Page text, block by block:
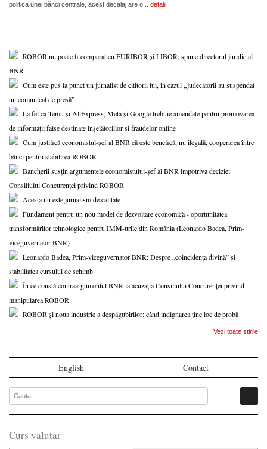
politica unei bănci centrale, acest decalaj are o... detalii
ROBOR nu poate fi comparat cu EURIBOR și LIBOR, spune directorul juridic al
BNR
Cum este pus la punct un jurnalist de cititorii lui, în cazul „judecătorii au suspendat
un comunicat de presă”
La fel ca Temu și AliExpress, Meta și Google trebuie amendate pentru promovarea
de informații false destinate înșelătoriilor și fraudelor online
Cum justifică economistul-șef al BNR că este benefică, nu ilegală, cooperarea între
bănci pentru stabilirea ROBOR
Bancherii susțin argumentele economistului-șef al BNR împotriva deciziei
Consiliului Concurenței privind ROBOR
Acesta nu este jurnalism de calitate
Fundament pentru un nou model de dezvoltare economică - oportunitatea
transformărilor tehnologice pentru IMM-urile din România (Leonardo Badea, Prim-
viceguvernator BNR)
Leonardo Badea, Prim-viceguvernator BNR: Despre „coincidența divină” și
stabilitatea cursului de schimb
În ce constă contraargumentul BNR la acuzația Consiliului Concurenței privind
manipularea ROBOR
ROBOR și noua industrie a despăgubirilor: când indignarea ține loc de probă
Vezi toate stirile
English Contact
Curs valutar